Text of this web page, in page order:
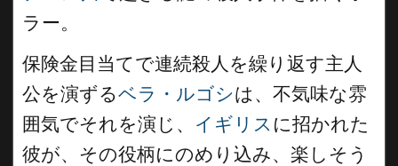
ラー。
保険金目当てで連続殺人を繰り返す主人
公を演ずるベラ・ルゴシは、不気味な雰
囲気でそれを演じ、 イギリス に招かれた
彼が、その役柄にのめり込み、楽しそう